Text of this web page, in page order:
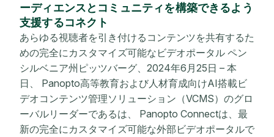
ーディエンスとコミュニティを構築できるよう
支援するコネクト
あらゆる視聴者を引き付けるコンテンツを共有するた
めの完全にカスタマイズ可能なビデオポータル ペン
シルベニア州ピッツバーグ、2024年6月25日 – 本
日、 Panopto高等教育および人材育成向けAI搭載ビ
デオコンテンツ管理ソリューション（VCMS）のグロ
ーバルリーダーであるは、 Panopto Connectは、最
新の完全にカスタマイズ可能な外部ビデオポータルで